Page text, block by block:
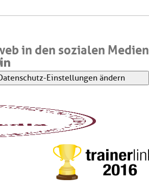
in den sozialen Medien
Einstellungen ändern